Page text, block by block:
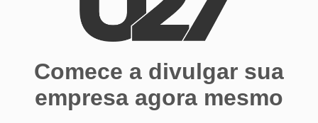
Comece a divulgar sua
empresa agora mesmo